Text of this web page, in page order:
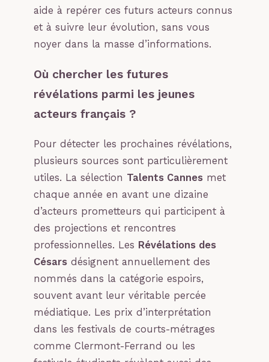
aide à repérer ces futurs acteurs connus
et à suivre leur évolution, sans vous
noyer dans la masse d’informations.
Où chercher les futures
révélations parmi les jeunes
acteurs français ?
Pour détecter les prochaines révélations,
plusieurs sources sont particulièrement
utiles. La sélection Talents Cannes met
chaque année en avant une dizaine
d’acteurs prometteurs qui participent à
des projections et rencontres
professionnelles. Les Révélations des
Césars désignent annuellement des
nommés dans la catégorie espoirs,
souvent avant leur véritable percée
médiatique. Les prix d’interprétation
dans les festivals de courts-métrages
comme Clermont-Ferrand ou les